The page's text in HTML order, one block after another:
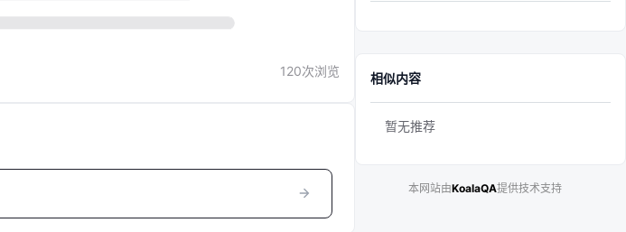
120次浏览 相似内容
暂无推荐
本网站由KoalaQA提供技术支持